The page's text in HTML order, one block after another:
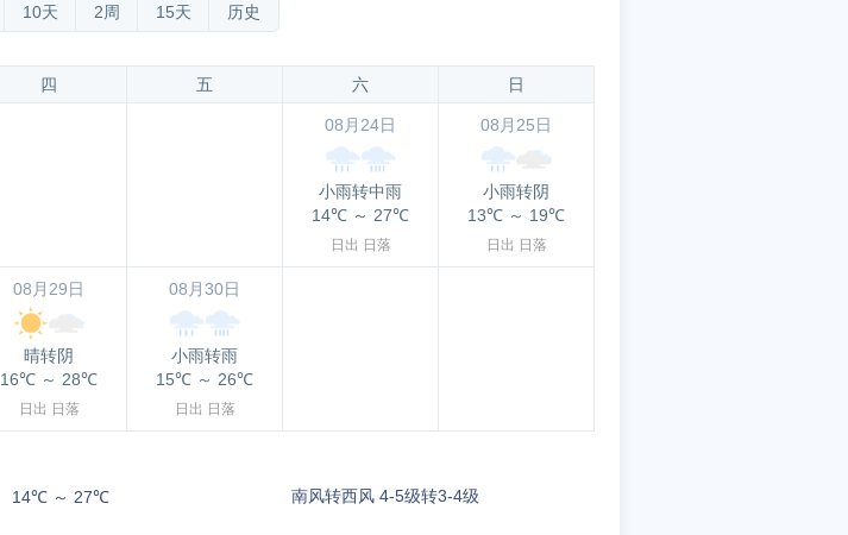
10天 2周 15天 历史
四 五 六 日
08月24日
小雨转中雨
14℃ ～ 27℃
日出 日落
08月25日
小雨转阴
13℃ ～ 19℃
日出 日落
08月29日
晴转阴
16℃ ～ 28℃
日出 日落
08月30日
小雨转雨
15℃ ～ 26℃
日出 日落
14℃ ～ 27℃ 南风转西风 4-5级转3-4级